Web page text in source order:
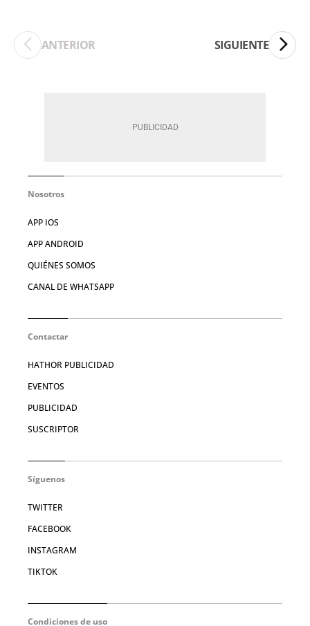
ANTERIOR SIGUIENTE
Nosotros
APP IOS
APP ANDROID
QUIÉNES SOMOS
CANAL DE WHATSAPP
Contactar
HATHOR PUBLICIDAD
EVENTOS
PUBLICIDAD
SUSCRIPTOR
Síguenos
TWITTER
FACEBOOK
INSTAGRAM
TIKTOK
Condiciones de uso